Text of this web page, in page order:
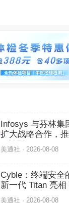
Infosys 与芬林集
扩大战略合作，
T 转型
美通社 · 2026-08-08
Cyble：终端安全
新一代 Titan 亮
6
美通社 · 2026-08-08